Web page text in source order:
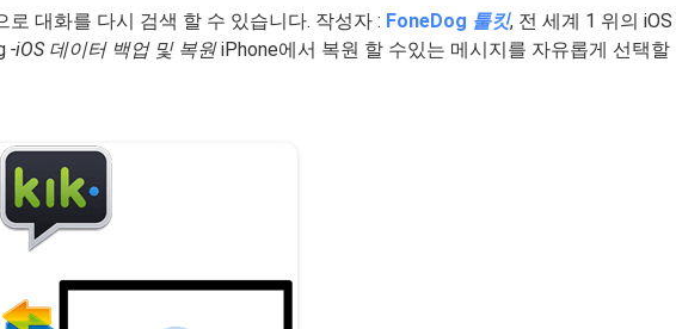
로 대화를 다시 검색 할 수 있습니다. 작성자 : FoneDog 툴킷, 전 세계 1 위의 iOS
-iOS 데이터 백업 및 복원iPhone에서 복원 할 수있는 메시지를 자유롭게 선택할